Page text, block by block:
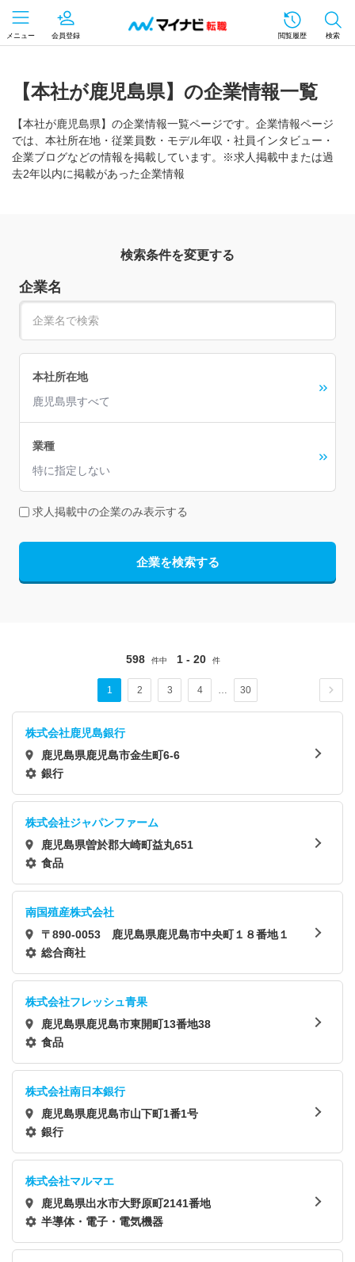
メニュー 会員登録 閲覧履歴 検索
【本社が鹿児島県】の企業情報一覧
【本社が鹿児島県】の企業情報一覧ページです。企業情報ページ
では、本社所在地・従業員数・モデル年収・社員インタビュー・
企業ブログなどの情報を掲載しています。※求人掲載中または過
去2年以内に掲載があった企業情報
検索条件を変更する
企業名
本社所在地
鹿児島県すべて
業種
特に指定しない
求人掲載中の企業のみ表示する
企業を検索する
598 件中 1 - 20 件
1 2 3 4 … 30
株式会社鹿児島銀行
鹿児島県鹿児島市金生町6-6
銀行
株式会社ジャパンファーム
鹿児島県曽於郡大崎町益丸651
食品
南国殖産株式会社
〒890-0053 鹿児島県鹿児島市中央町１８番地１
総合商社
株式会社フレッシュ青果
鹿児島県鹿児島市東開町13番地38
食品
株式会社南日本銀行
鹿児島県鹿児島市山下町1番1号
銀行
株式会社マルマエ
鹿児島県出水市大野原町2141番地
半導体・電子・電気機器